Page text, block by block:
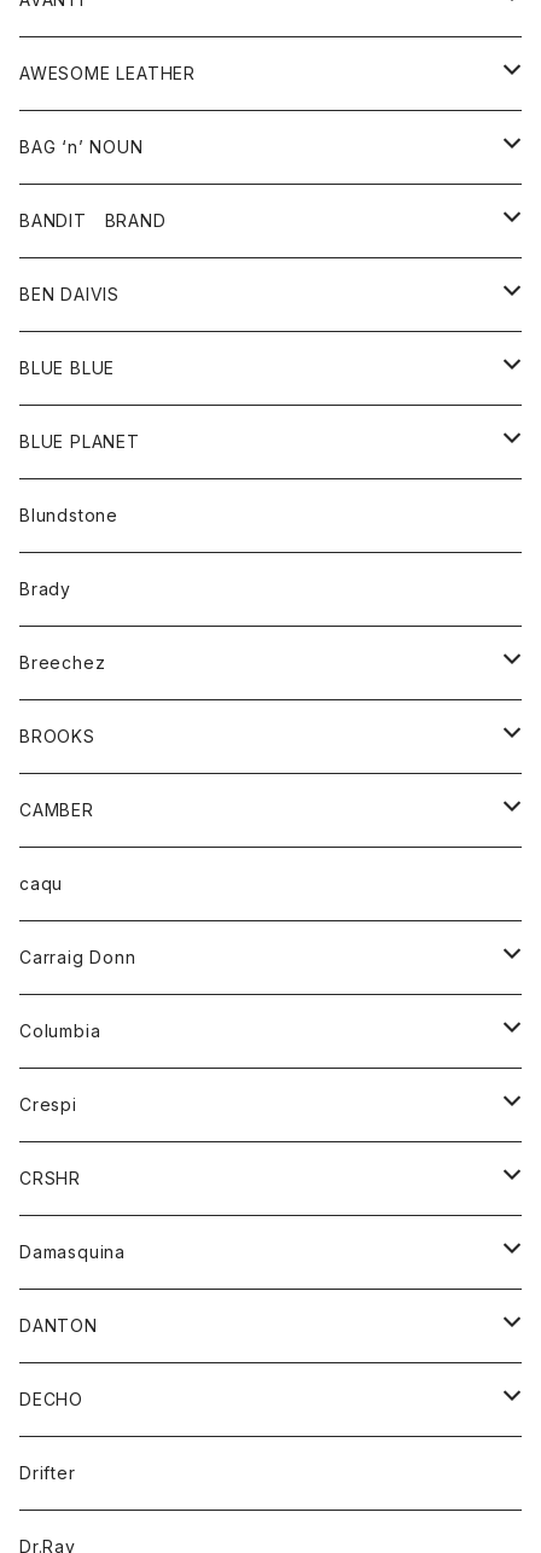
アクセサリー
その他雑貨
シャツ
ボトム
スカート
パンツ
グッズ
靴
バッグ
靴
シャツ
AWESOME LEATHER
アウター
革ジャケット
BAG ‘n’ NOUN
アクセサリー
バッグ
ポーチ
BANDIT BRAND
トップス
Ｔシャツ
BEN DAIVIS
ポトム
パンツ
BLUE BLUE
アウター
カーディガン
コート
アクセサリー
バッグ
ベルト
キッズ
Tシャツ
グッズ
アンダーウェアー
カードホルダー
チーフ
バンダナ
トップス
カーディガン
トレーナー
パーカー
ボトム
オーバーオール
ショートパンツ
レディース
オーバーオール
カーディガン
Tシャツ
パーカー
BLUE PLANET
サングラス
Blundstone
Brady
Breechez
シャツ
BROOKS
グッズ
靴
CAMBER
トップス
ハーフスリーブTシャツ
caqu
Carraig Donn
ニット
Columbia
アウター
ジャケット
Crespi
ジャケット
ワンピース
ブラウス
CRSHR
キャップ
Damasquina
ウォレット
カードケース
バッグ
DANTON
アウター
コート
ジャケット
アクセサリー
バッグ
キッズ
DECHO
帽子
Drifter
Dr.Ray